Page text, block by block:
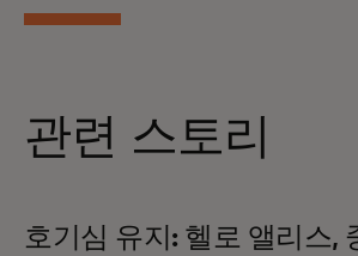
관련 스토리
호기심 유지: 헬로 앨리스,